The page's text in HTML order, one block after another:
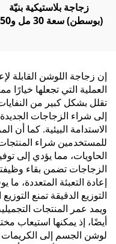
زجاجة بلاستيكية بنيّة
(بوسطن) سعة
إن زجاجة اللوشن القابلة
العملية التي تجعلها خيارًا
تقلل بشكل كبير من
إلى شراء الزجاجات
الاستدامة البيئية. كما أن
للمستخدمين شراء
الحاويات، مما يؤدي إلى
الزجاجات تضمن بقاء
إعادة التعبئة المتعددة، ما
التوزيع الدقيقة تمنع
ويمد عمر المنتجات
أيضًا، إذ يمكنها استيعاب
لوشن الجسم إلى الكريمات